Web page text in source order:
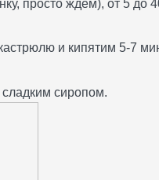
просто ждем), от 5 до
и кипятим 5-7
сиропом.